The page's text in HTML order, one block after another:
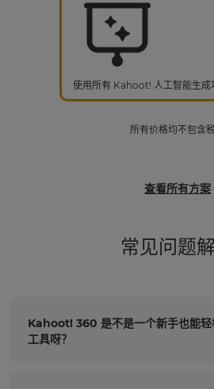
使用所有 Kahoot! 人工智能生成
所有价格均不包含
查看所有方案
常见问题
Kahoot! 360 是不是一个新手也能轻
工具呀？